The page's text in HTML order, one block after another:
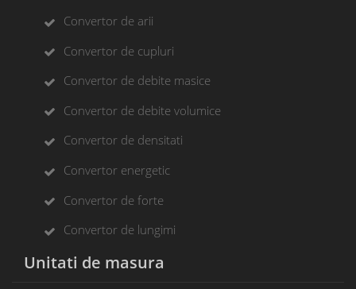
Convertor de arii
Convertor de cupluri
Convertor de debite masice
Convertor de debite volumice
Convertor de densitati
Convertor energetic
Convertor de forte
Convertor de lungimi
Unitati de masura